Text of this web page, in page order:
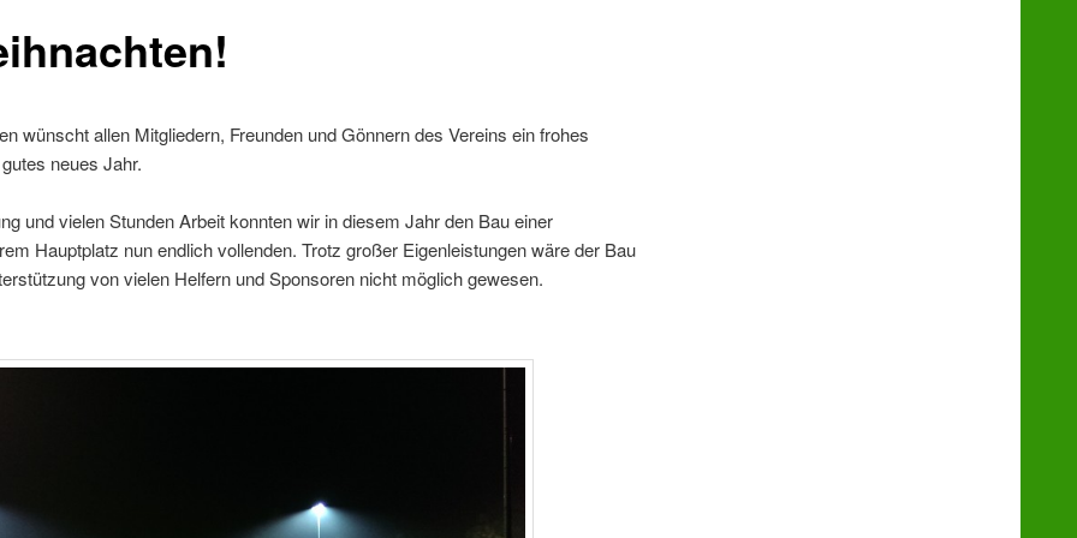
wünscht allen Mitgliedern, Freunden und Gönnern des Vereins ein frohes
neues Jahr.
und vielen Stunden Arbeit konnten wir in diesem Jahr den Bau einer
Hauptplatz nun endlich vollenden. Trotz großer Eigenleistungen wäre der Bau
von vielen Helfern und Sponsoren nicht möglich gewesen.